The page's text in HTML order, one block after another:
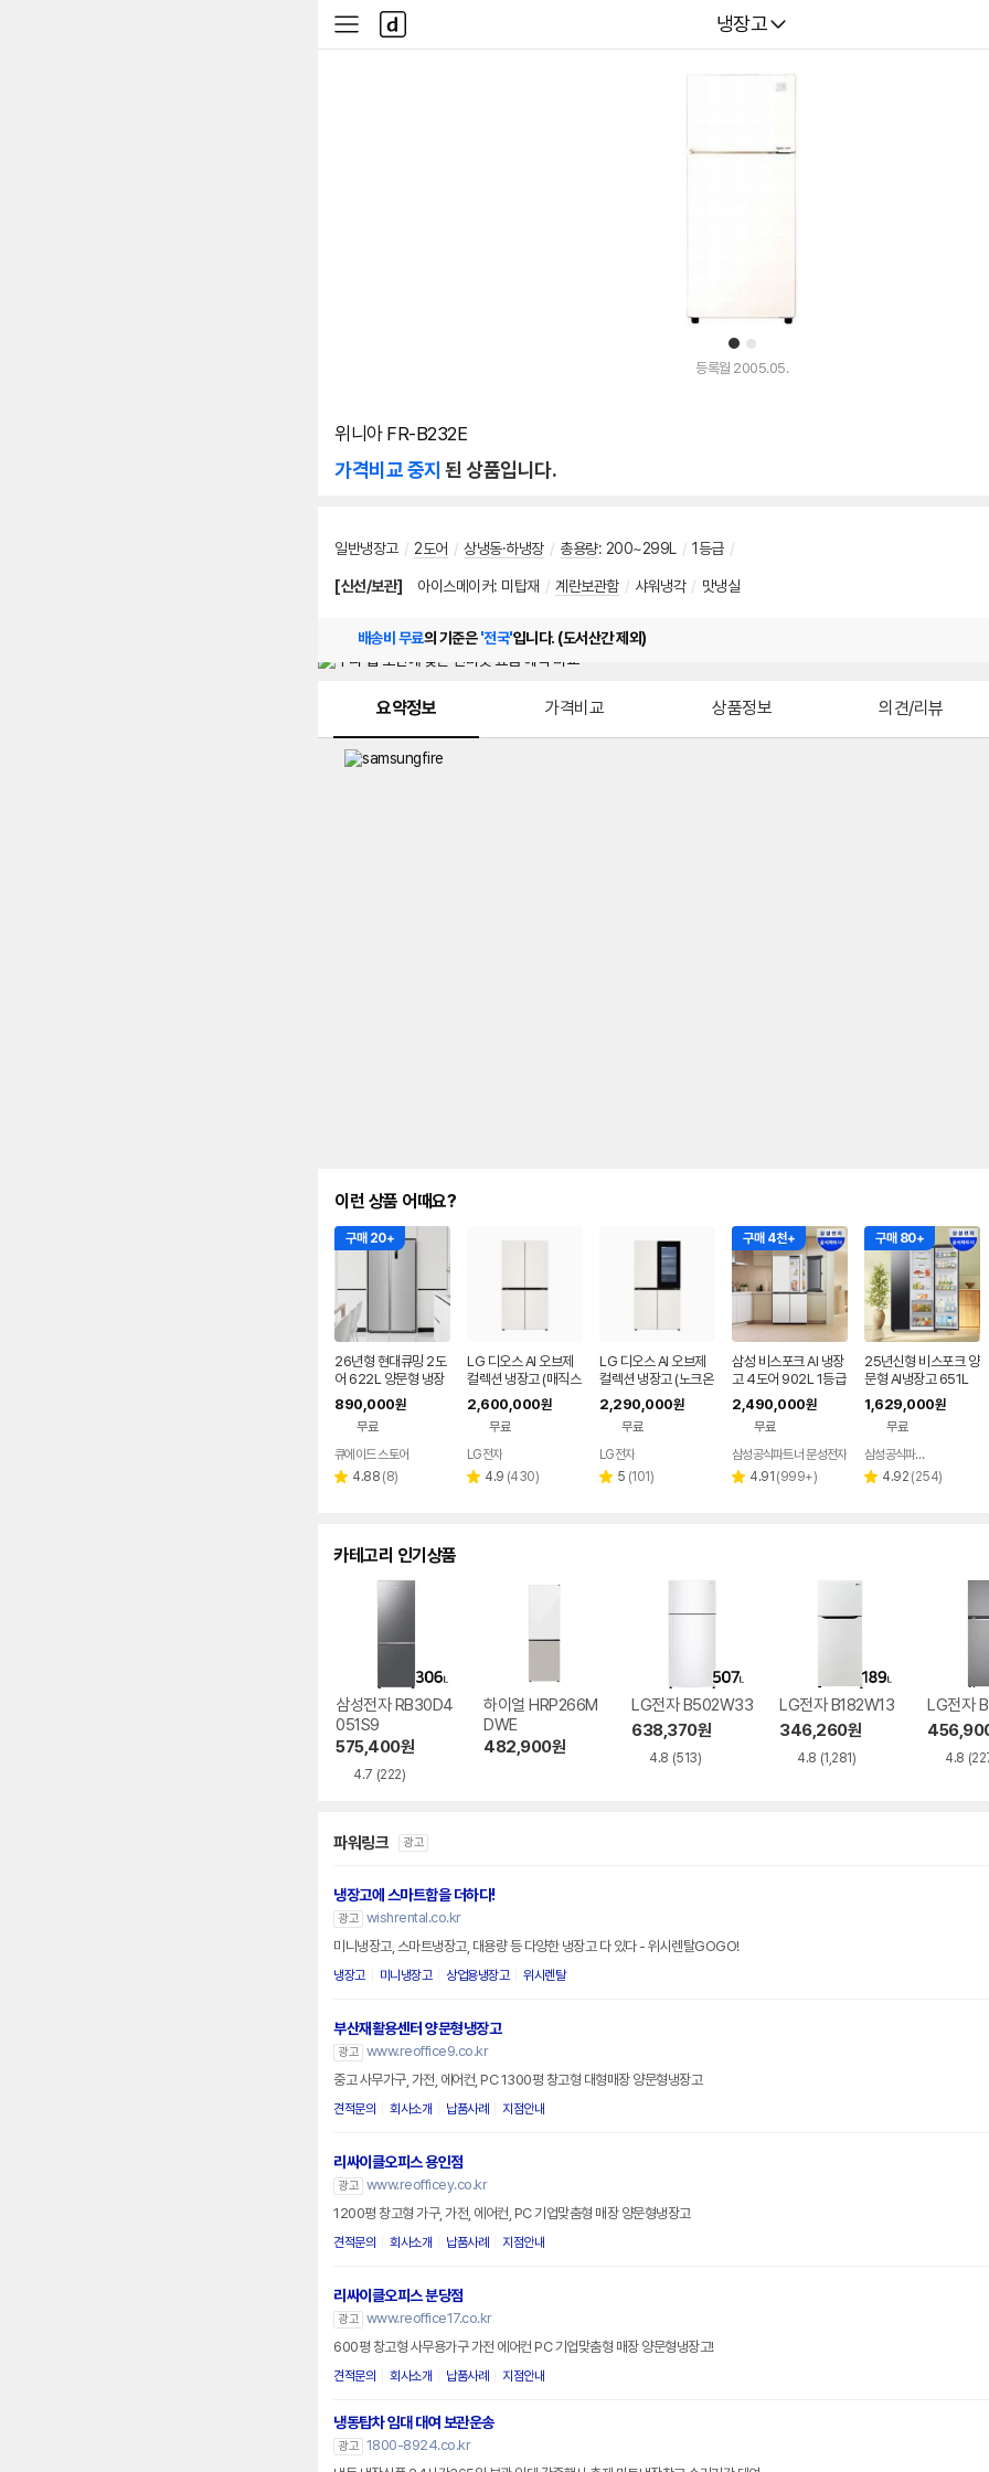
다나와
냉장고
사
이
다
나
와
1 2
등록월 2005.05.
위니아 FR-B232E
가격비교 중지 된 상품입니다.
일반냉장고 / 2도어 / 상냉동·하냉장 / 총용량: 200~299L / 1등급 /
[신선/보관] 아이스메이커: 미탑재 / 계란보관함 / 샤워냉각 / 맛냉실
배송비 무료의 기준은'전국'입니다. (도서산간 제외)
요약정보 가격비교 상품정보 의견/리뷰
이런 상품 어때요?
구매 20+
26년형 현대큐밍 2도
어 622L 양문형 냉장
고 가정용 QRSE62T
S3T
890,000원
무료
큐에이드 스토어
별 4.88 리
(8)
LG 디오스 AI 오브제
컬렉션 냉장고 (매직스
페이스) T876MEE1
H1
2,600,000원
무료
LG전자
별 4.9 리
(430)
LG 디오스 AI 오브제
컬렉션 냉장고 (노크온
매직스페이스) T876
MEE412
2,290,000원
무료
LG전자
별 5 리
(101)
구매 4천+
삼성 비스포크 AI 냉장
고 4도어 902L 1등급
푸드쇼케이스 에센셜
화이트(RM70F90M
1ZD)
2,490,000원
무료
삼성공식파트너 문성전자
별 4.91 리
(999+)
구매 80+
25년신형 비스포크 양
문형 AI냉장고 651L
1,629,000원
무료
페이
삼성공식파트너 현성전자
별 4.92 리
(254)
카테고리 인기상품
삼성전자 RB30D4
051S9
575,400원
4.7 (222)
하이얼 HRP266M
DWE
482,900원
LG전자 B502W33
638,370원
4.8 (513)
LG전자 B182W13
346,260원
4.8 (1,281)
LG전자
4.8
파워링크 광고
냉장고에 스마트함을 더하다!
광고 wishrental.co.kr
미니냉장고, 스마트냉장고, 대용량 등 다양한 냉장고 다 있다 - 위시렌탈GOGO!
냉장고 미니냉장고 상업용냉장고 위시렌탈
부산재활용센터 양문형냉장고
광고 www.reoffice9.co.kr
중고 사무가구, 가전, 에어컨, PC 1300평 창고형 대형매장 양문형냉장고
견적문의 회사소개 납품사례 지점안내
리싸이클오피스 용인점
광고 www.reofficey.co.kr
1200평 창고형 가구, 가전, 에어컨, PC 기업맞춤형 매장 양문형냉장고
견적문의 회사소개 납품사례 지점안내
리싸이클오피스 분당점
광고 www.reoffice17.co.kr
600평 창고형 사무용가구 가전 에어컨 PC 기업맞춤형 매장 양문형냉장고!
견적문의 회사소개 납품사례 지점안내
냉동탑차 임대 대여 보관운송
광고 1800-8924.co.kr